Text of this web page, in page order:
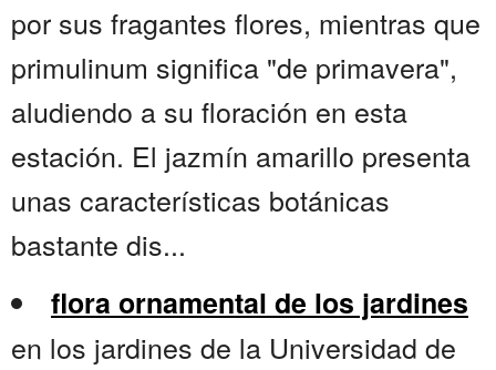
por sus fragantes flores, mientras que
primulinum significa "de primavera",
aludiendo a su floración en esta
estación. El jazmín amarillo presenta
unas características botánicas
bastante dis...
flora ornamental de los jardines
en los jardines de la Universidad de